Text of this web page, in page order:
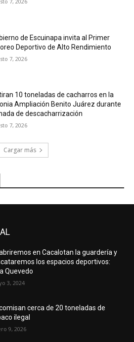
de Escuinapa invita al Primer
Deportivo de Alto Rendimiento
7, 2026
10 toneladas de cacharros en la
Ampliación Benito Juárez durante
de descacharrización
7, 2026
Cargar más
en Cacalotan la guardería y
los espacios deportivos:
Quevedo
3, 2024
cerca de 20 toneladas de
ilegal
9, 2026